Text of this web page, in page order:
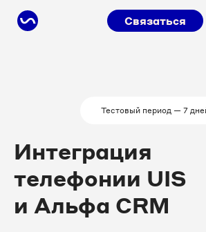
Связаться
Тестовый период — 7
Интеграция
телефонии UIS
и Альфа CRM